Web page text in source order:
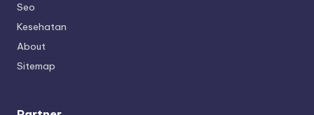
Seo
Kesehatan
About
Sitemap